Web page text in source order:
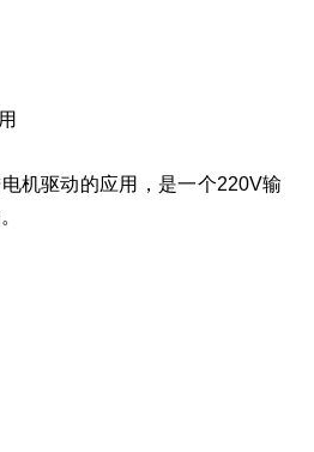
机驱动的应用，是一个220V输